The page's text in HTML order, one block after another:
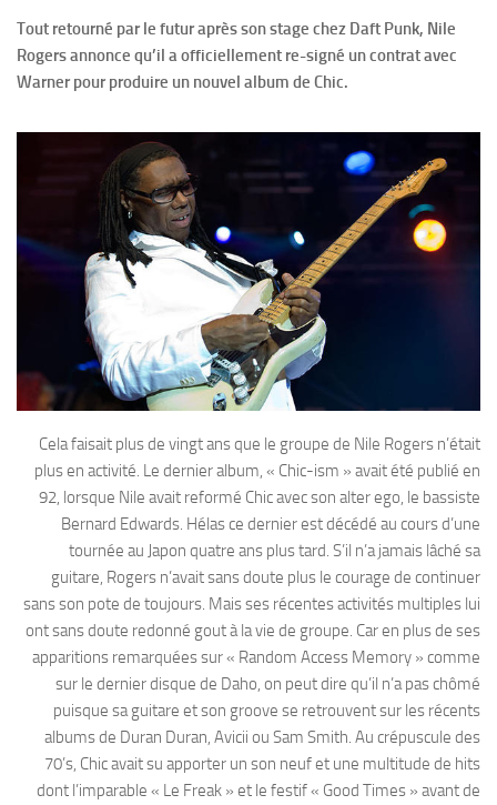
Tout retourné par le futur après son stage chez Daft Punk, Nile
Rogers annonce qu’il a officiellement re-signé un contrat avec
Warner pour produire un nouvel album de Chic.
Cela faisait plus de vingt ans que le groupe de Nile Rogers n’était
plus en activité. Le dernier album, « Chic-ism » avait été publié en
92, lorsque Nile avait reformé Chic avec son alter ego, le bassiste
Bernard Edwards. Hélas ce dernier est décédé au cours d’une
tournée au Japon quatre ans plus tard. S’il n’a jamais lâché sa
guitare, Rogers n’avait sans doute plus le courage de continuer
sans son pote de toujours. Mais ses récentes activités multiples lui
ont sans doute redonné gout à la vie de groupe. Car en plus de ses
apparitions remarquées sur « Random Access Memory » comme
sur le dernier disque de Daho, on peut dire qu’il n’a pas chômé
puisque sa guitare et son groove se retrouvent sur les récents
albums de Duran Duran, Avicii ou Sam Smith. Au crépuscule des
70’s, Chic avait su apporter un son neuf et une multitude de hits
dont l’imparable « Le Freak » et le festif « Good Times » avant de